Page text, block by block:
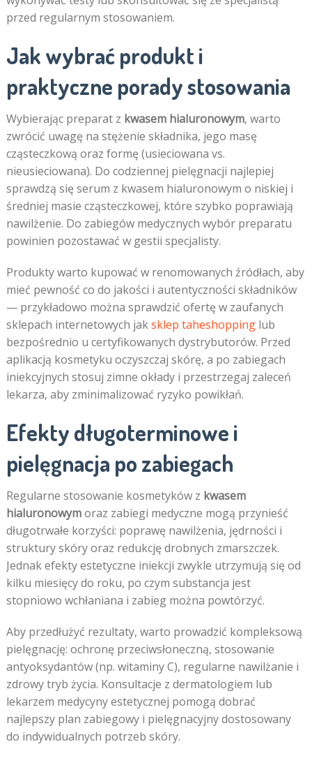
przed regularnym stosowaniem.
Jak wybrać produkt i
praktyczne porady stosowania
Wybierając preparat z kwasem hialuronowym, warto
zwrócić uwagę na stężenie składnika, jego masę
cząsteczkową oraz formę (usieciowana vs.
nieusieciowana). Do codziennej pielęgnacji najlepiej
sprawdzą się serum z kwasem hialuronowym o niskiej i
średniej masie cząsteczkowej, które szybko poprawiają
nawilżenie. Do zabiegów medycznych wybór preparatu
powinien pozostawać w gestii specjalisty.
Produkty warto kupować w renomowanych źródłach, aby
mieć pewność co do jakości i autentyczności składników
— przykładowo można sprawdzić ofertę w zaufanych
sklepach internetowych jaksklep taheshoppinglub
bezpośrednio u certyfikowanych dystrybutorów. Przed
aplikacją kosmetyku oczyszczaj skórę, a po zabiegach
iniekcyjnych stosuj zimne okłady i przestrzegaj zaleceń
lekarza, aby zminimalizować ryzyko powikłań.
Efekty długoterminowe i
pielęgnacja po zabiegach
Regularne stosowanie kosmetyków z kwasem
hialuronowymoraz zabiegi medyczne mogą przynieść
długotrwałe korzyści: poprawę nawilżenia, jędrności i
struktury skóry oraz redukcję drobnych zmarszczek.
Jednak efekty estetyczne iniekcji zwykle utrzymują się od
kilku miesięcy do roku, po czym substancja jest
stopniowo wchłaniana i zabieg można powtórzyć.
Aby przedłużyć rezultaty, warto prowadzić kompleksową
pielęgnację: ochronę przeciwsłoneczną, stosowanie
antyoksydantów (np. witaminy C), regularne nawilżanie i
zdrowy tryb życia. Konsultacje z dermatologiem lub
lekarzem medycyny estetycznej pomogą dobrać
najlepszy plan zabiegowy i pielęgnacyjny dostosowany
do indywidualnych potrzeb skóry.